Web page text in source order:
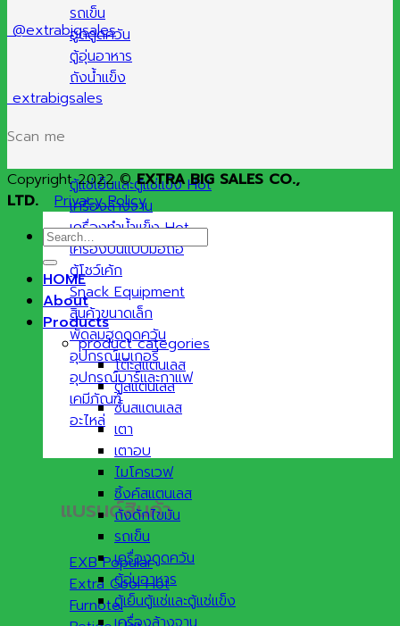
รถเข็น
ฮูดดูดควัน
ตู้อุ่นอาหาร
ถังน้ำแข็ง
ตู้แช่เย็นและตู้แช่แข็ง
เครื่องล้างจาน
เครื่องทำน้ำแข็ง
เครื่องปั่นแบบมือถือ
ตู้โชว์เค้ก
Snack Equipment
สินค้าขนาดเล็ก
พัดลมฮูดดูดควัน
อุปกรณ์เบเกอรี่
อุปกรณ์บาร์และกาแฟ
เคมีภัณฑ์
อะไหล่
แบรนด์สินค้า
EXB
Extra Cool
Furnotel
@extrabigsales
extrabigsales
Scan me
Copyright 2022 ©EXTRA BIG SALES CO.,
LTD.
Privacy Policy
Search
for:
HOME
About
Products
product categories
โต๊ะสแตนเลส
ตู้สแตนเลส
ชั้นสแตนเลส
เตา
เตาอบ
ไมโครเวฟ
ซิ้งค์สแตนเลส
ถังดักไขมัน
รถเข็น
เครื่องดูดควัน
ตู้อุ่นอาหาร
ตู้เย็นตู้แช่และตู้แช่แข็ง